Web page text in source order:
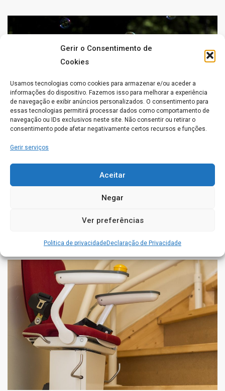
Gerir o Consentimento de
Cookies
Usamos tecnologias como cookies para armazenar e/ou aceder a
informações do dispositivo. Fazemos isso para melhorar a experiência
de navegação e exibir anúncios personalizados. O consentimento para
essas tecnologias permitirá processar dados como comportamento de
navegação ou IDs exclusivos neste site. Não consentir ou retirar o
consentimento pode afetar negativamente certos recursos e funções.
Gerir serviços
Aceitar
Negar
Ver preferências
Politica de privacidadeDeclaração de Privacidade
Lares de idosos que aceitam
animais de estimação
entrada de um idoso em lar de idosos ou residências, pode ser um
processo doloroso para o idoso e muitas vezes se tiverem um ...